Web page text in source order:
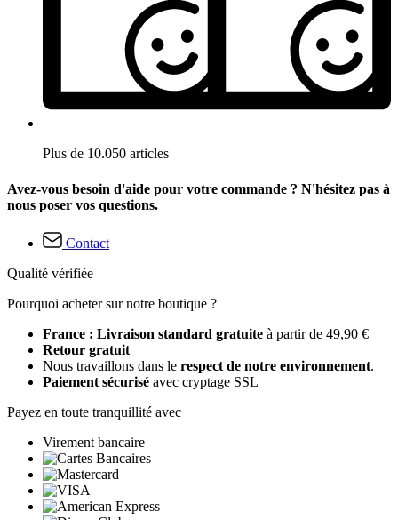
Plus de 10.050 articles
Avez-vous besoin d'aide pour votre commande ? N'hésitez pas à
nous poser vos questions.
Contact
Qualité vérifiée
Pourquoi acheter sur notre boutique ?
France : Livraison standard gratuite à partir de 49,90 €
Retour gratuit
Nous travaillons dans le respect de notre environnement.
Paiement sécurisé avec cryptage SSL
Payez en toute tranquillité avec
Virement bancaire